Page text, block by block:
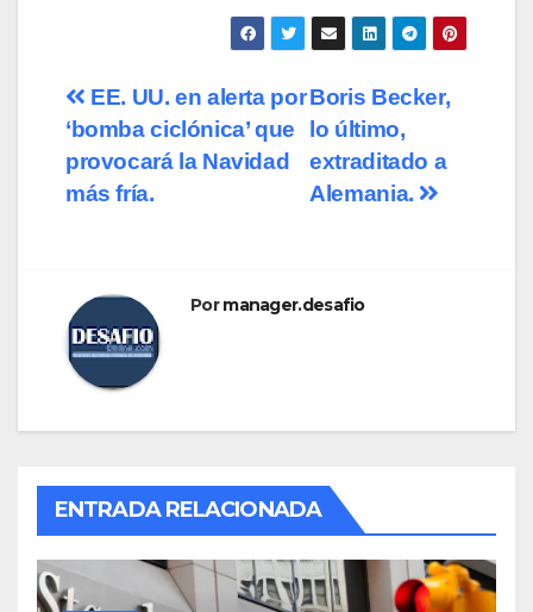
Boris Becker,
lo último,
extraditado a
Alemania.
EE. UU. en alerta por
‘bomba ciclónica’ que
provocará la Navidad
más fría.
Pormanager.desafio
ENTRADA RELACIONADA